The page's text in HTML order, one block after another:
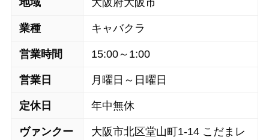
業種 キャバクラ
営業時間 15:00～1:00
営業日 月曜日～日曜日
定休日 年中無休
ヴァンクー
大阪市北区堂山町1-14 こだまレ